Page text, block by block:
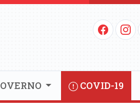
COVID-19